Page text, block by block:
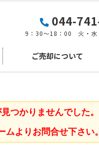
044-
9：30～18：00 火・水
ご売却について
つかりませんでした。
よりお問合せ下さい。